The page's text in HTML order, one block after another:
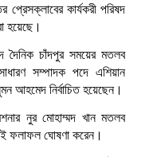
কার্যকরী পরিষদ
হয়েছে।
দৈনিক চাঁদপুর সময়ের মতলব
সম্পাদক পদে এশিয়ান
আহমেদ নির্বাচিত হয়েছেন।
নুর মোহাম্মদ খান মতলব
ফলাফল ঘোষণা করেন।